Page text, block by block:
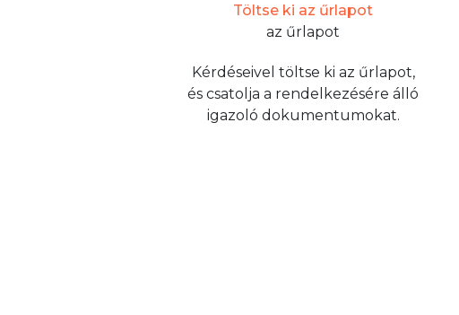
Töltse ki az űrlapot
Kérdéseivel töltse ki az űrlapot,
és csatolja a rendelkezésére álló
igazoló dokumentumokat.